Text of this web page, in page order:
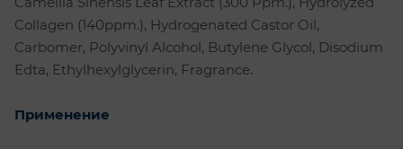
Collagen (140ppm.), Hydrogenated Castor Oil,
Carbomer, Polyvinyl Alcohol, Butylene Glycol, Disodium
Edta, Ethylhexylglycerin, Fragrance.
Применение